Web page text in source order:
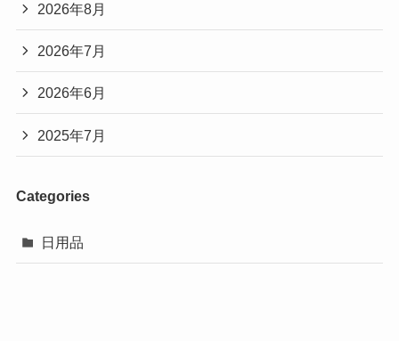
2026年8月
2026年7月
2026年6月
2025年7月
Categories
日用品